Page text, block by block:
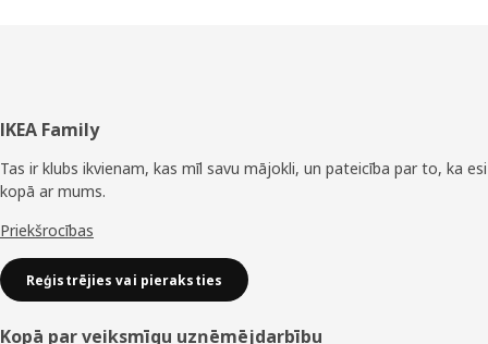
Kājene
IKEA Family
Tas ir klubs ikvienam, kas mīl savu mājokli, un pateicība par to, ka esi
kopā ar mums.
Priekšrocības
Reģistrējies vai pieraksties
Kopā par veiksmīgu uzņēmējdarbību